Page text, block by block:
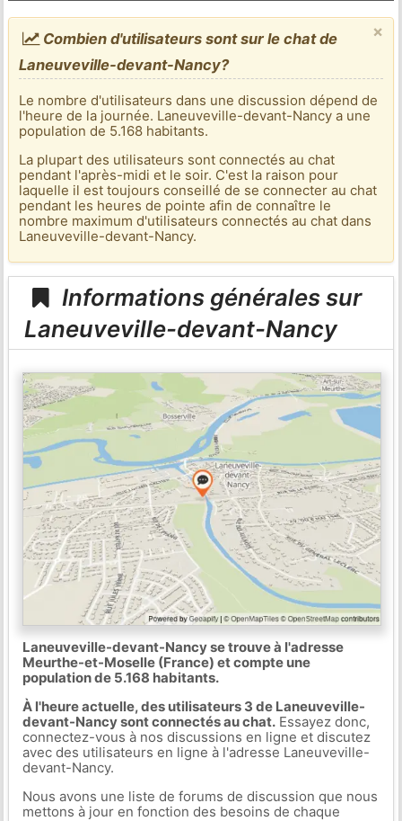
×
Combien d'utilisateurs sont sur le chat de
Laneuveville-devant-Nancy?
Le nombre d'utilisateurs dans une discussion dépend de
l'heure de la journée. Laneuveville-devant-Nancy a une
population de 5.168 habitants.
La plupart des utilisateurs sont connectés au chat
pendant l'après-midi et le soir. C'est la raison pour
laquelle il est toujours conseillé de se connecter au chat
pendant les heures de pointe afin de connaître le
nombre maximum d'utilisateurs connectés au chat dans
Laneuveville-devant-Nancy.
Informations générales sur
Laneuveville-devant-Nancy
Laneuveville-devant-Nancy se trouve à l'adresse
Meurthe-et-Moselle (France) et compte une
population de 5.168 habitants.
À l'heure actuelle, des utilisateurs 3 de Laneuveville-
devant-Nancy sont connectés au chat.Essayez donc,
connectez-vous à nos discussions en ligne et discutez
avec des utilisateurs en ligne à l'adresse Laneuveville-
devant-Nancy.
Nous avons une liste de forums de discussion que nous
mettons à jour en fonction des besoins de chaque